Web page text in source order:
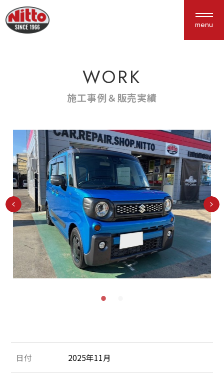
menu
私たちについて
会社概要
アクセス
Service
サービス紹介
鈑金塗装
保険
新車中古車販売
カスタム
Works
施工＆販売実績
Interview
お客様の声
Recruit
採用情報
お問合せ
WORK
施工事例＆販売実績
日付 2025年11月